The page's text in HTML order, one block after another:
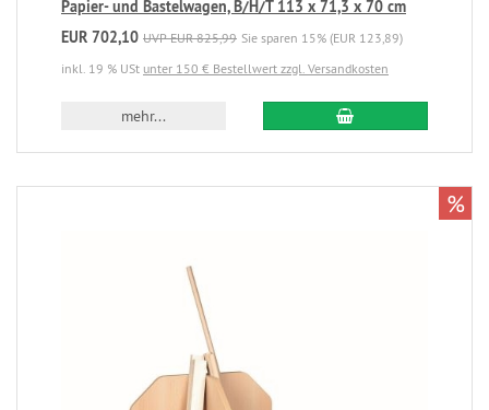
Papier- und Bastelwagen, B/H/T 113 x 71,3 x 70 cm
EUR 702,10 UVP EUR 825,99 Sie sparen 15% (EUR 123,89)
inkl. 19 % USt unter 150 € Bestellwert zzgl. Versandkosten
mehr...
%